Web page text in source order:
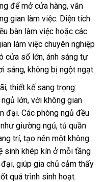
để mở cửa hàng, văn
gian làm việc. Diện tích
bàn làm việc hoặc các
làm việc chuyên nghiệp
cửa sổ lớn, ánh sáng tự
sáng, không bị ngột ngạt.
thiết kế sang trọng:
lớn, với không gian
đại. Các phòng ngủ đều
giường ngủ, tủ quần
trí, tạo nên một không
sinh khép kín ở mỗi tầng
giúp gia chủ cảm thấy
quá trình sinh hoạt.